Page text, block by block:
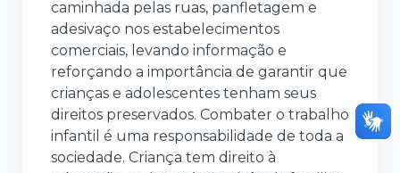
caminhada pelas ruas, panfletagem e
adesivaço nos estabelecimentos
comerciais, levando informação e
reforçando a importância de garantir que
crianças e adolescentes tenham seus
direitos preservados. Combater o trabalho
infantil é uma responsabilidade de toda a
sociedade. Criança tem direito à